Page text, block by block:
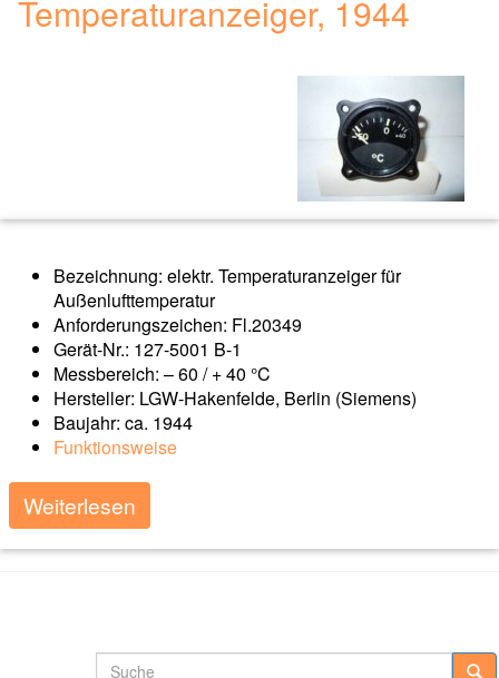
Temperaturanzeiger, 1944
Bezeichnung: elektr. Temperaturanzeiger für
Außenlufttemperatur
Anforderungszeichen: Fl.20349
Gerät-Nr.: 127-5001 B-1
Messbereich: – 60 / + 40 °C
Hersteller: LGW-Hakenfelde, Berlin (Siemens)
Baujahr: ca. 1944
Funktionsweise
Weiterlesen
Suche